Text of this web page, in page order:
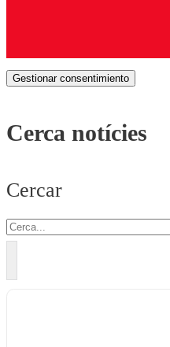
Gestionar consentimiento
Cerca notícies
Cercar